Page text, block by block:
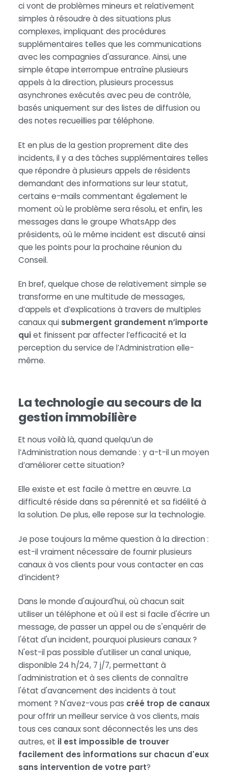
ci vont de problèmes mineurs et relativement
simples à résoudre à des situations plus
complexes, impliquant des procédures
supplémentaires telles que les communications
avec les compagnies d'assurance. Ainsi, une
simple étape interrompue entraîne plusieurs
appels à la direction, plusieurs processus
asynchrones exécutés avec peu de contrôle,
basés uniquement sur des listes de diffusion ou
des notes recueillies par téléphone.
Et en plus de la gestion proprement dite des
incidents, il y a des tâches supplémentaires telles
que répondre à plusieurs appels de résidents
demandant des informations sur leur statut,
certains e-mails commentant également le
moment où le problème sera résolu, et enfin, les
messages dans le groupe WhatsApp des
présidents, où le même incident est discuté ainsi
que les points pour la prochaine réunion du
Conseil.
En bref, quelque chose de relativement simple se
transforme en une multitude de messages,
d’appels et d’explications à travers de multiples
canaux qui submergent grandement n’importe
quiet finissent par affecter l’efficacité et la
perception du service de l’Administration elle-
même.
La technologie au secours de la
gestion immobilière
Et nous voilà là, quand quelqu’un de
l’Administration nous demande : y a-t-il un moyen
d’améliorer cette situation?
Elle existe et est facile à mettre en œuvre. La
difficulté réside dans sa pérennité et sa fidélité à
la solution. De plus, elle repose sur la technologie.
Je pose toujours la même question à la direction :
est-il vraiment nécessaire de fournir plusieurs
canaux à vos clients pour vous contacter en cas
d’incident?
Dans le monde d'aujourd'hui, où chacun sait
utiliser un téléphone et où il est si facile d'écrire un
message, de passer un appel ou de s'enquérir de
l'état d'un incident, pourquoi plusieurs canaux ?
N'est-il pas possible d'utiliser un canal unique,
disponible 24 h/24, 7 j/7, permettant à
l'administration et à ses clients de connaître
l'état d'avancement des incidents à tout
moment ? N'avez-vous pas créé trop de canaux
pour offrir un meilleur service à vos clients, mais
tous ces canaux sont déconnectés les uns des
autres, et il est impossible de trouver
facilement des informations sur chacun d'eux
sans intervention de votre part?